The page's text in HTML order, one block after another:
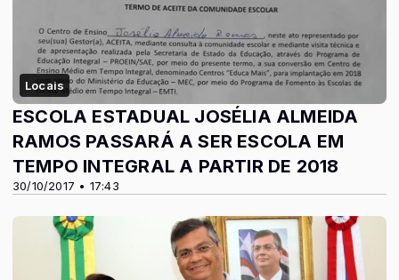
Locais
30/10/2017 • 17:43
ESCOLA ESTADUAL JOSÉLIA ALMEIDA
RAMOS PASSARÁ A SER ESCOLA EM
TEMPO INTEGRAL A PARTIR DE 2018